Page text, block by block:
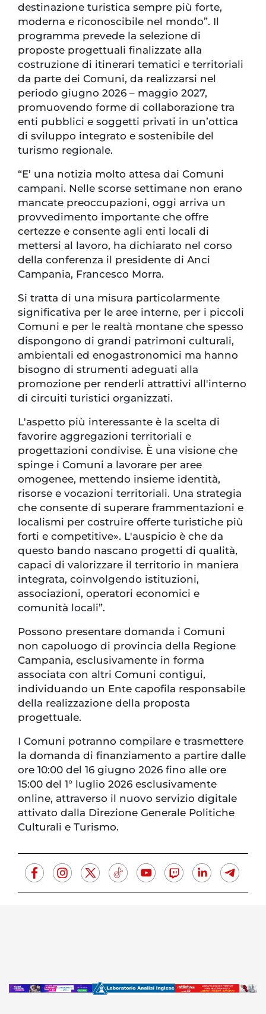
destinazione turistica sempre più forte,
moderna e riconoscibile nel mondo”. Il
programma prevede la selezione di
proposte progettuali finalizzate alla
costruzione di itinerari tematici e territoriali
da parte dei Comuni, da realizzarsi nel
periodo giugno 2026 – maggio 2027,
promuovendo forme di collaborazione tra
enti pubblici e soggetti privati in un’ottica
di sviluppo integrato e sostenibile del
turismo regionale.
“E’ una notizia molto attesa dai Comuni
campani. Nelle scorse settimane non erano
mancate preoccupazioni, oggi arriva un
provvedimento importante che offre
certezze e consente agli enti locali di
mettersi al lavoro, ha dichiarato nel corso
della conferenza il presidente di Anci
Campania, Francesco Morra.
Si tratta di una misura particolarmente
significativa per le aree interne, per i piccoli
Comuni e per le realtà montane che spesso
dispongono di grandi patrimoni culturali,
ambientali ed enogastronomici ma hanno
bisogno di strumenti adeguati alla
promozione per renderli attrattivi all'interno
di circuiti turistici organizzati.
L'aspetto più interessante è la scelta di
favorire aggregazioni territoriali e
progettazioni condivise. È una visione che
spinge i Comuni a lavorare per aree
omogenee, mettendo insieme identità,
risorse e vocazioni territoriali. Una strategia
che consente di superare frammentazioni e
localismi per costruire offerte turistiche più
forti e competitive». L'auspicio è che da
questo bando nascano progetti di qualità,
capaci di valorizzare il territorio in maniera
integrata, coinvolgendo istituzioni,
associazioni, operatori economici e
comunità locali”.
Possono presentare domanda i Comuni
non capoluogo di provincia della Regione
Campania, esclusivamente in forma
associata con altri Comuni contigui,
individuando un Ente capofila responsabile
della realizzazione della proposta
progettuale.
I Comuni potranno compilare e trasmettere
la domanda di finanziamento a partire dalle
ore 10:00 del 16 giugno 2026 fino alle ore
15:00 del 1° luglio 2026 esclusivamente
online, attraverso il nuovo servizio digitale
attivato dalla Direzione Generale Politiche
Culturali e Turismo.